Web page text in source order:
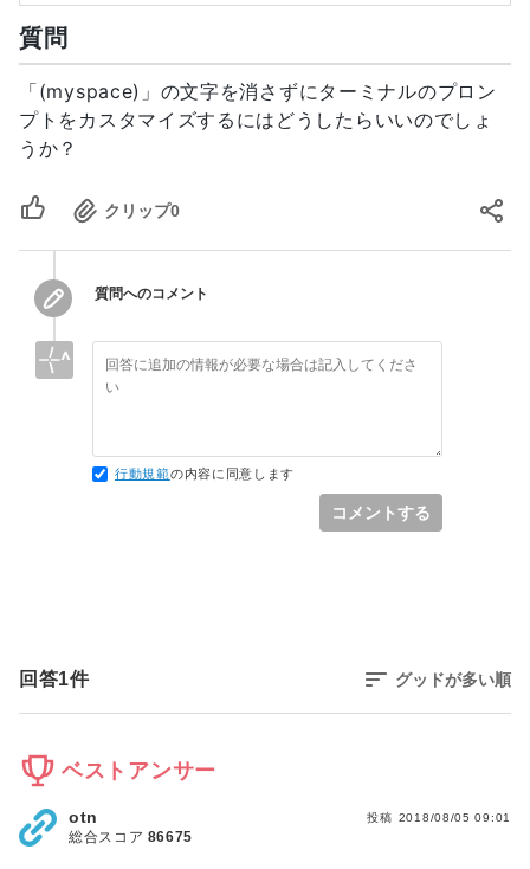
質問
「(myspace)」の文字を消さずにターミナルのプロン
プトをカスタマイズするにはどうしたらいいのでしょ
うか？
クリップ0
質問へのコメント
行動規範の内容に同意します
コメントする
回答1件 グッドが多い順
ベストアンサー
投稿 2018/08/05 09:01
otn
総合スコア 86675